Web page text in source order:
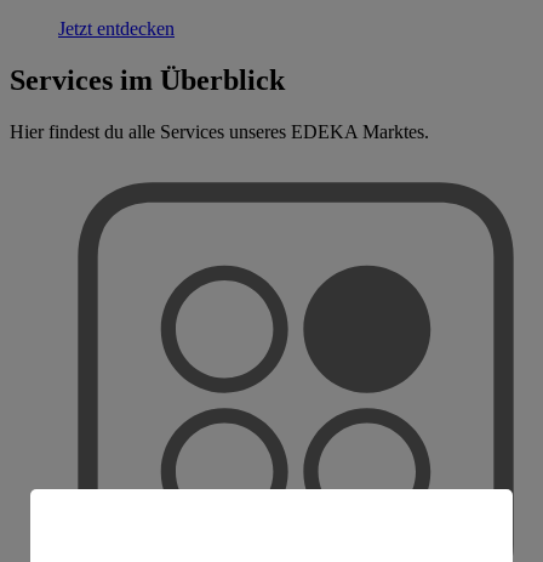
Jetzt entdecken
Services im Überblick
Hier findest du alle Services unseres EDEKA Marktes.